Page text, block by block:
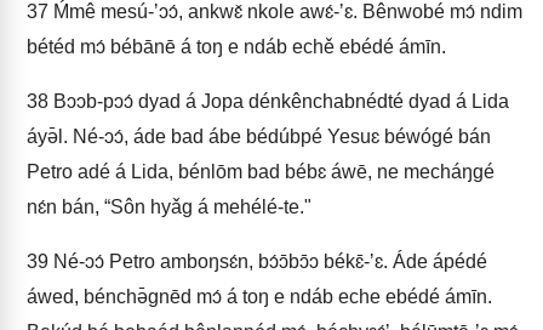
37 Ḿmê mesú-ʼɔɔ́, ankwɛ̌ nkole awɛ́-ʼɛ. Bênwobé mɔ́ ndim
bétéd mɔ́ bébānē á toŋ e ndáb echě ebédé ámīn.
38 Bɔɔb-pɔɔ́ dyad á Jopa dénkênchabnédté dyad á Lida
áyə̄l. Né-ɔɔ́, áde bad ábe bédúbpé Yesuɛ béwógé bán
Petro adé á Lida, bénlōm bad bébɛ áwē, ne mecháŋgé
nɛ́n bán, “Sôn hyǎg á mehélé-te."
39 Né-ɔɔ́ Petro amboŋsɛ́n, bɔ́ɔ̄bɔ̄ɔ békɛ̄-ʼɛ. Áde ápédé
áwed, bénchə̄gnēd mɔ́ á toŋ e ndáb eche ebédé ámīn.